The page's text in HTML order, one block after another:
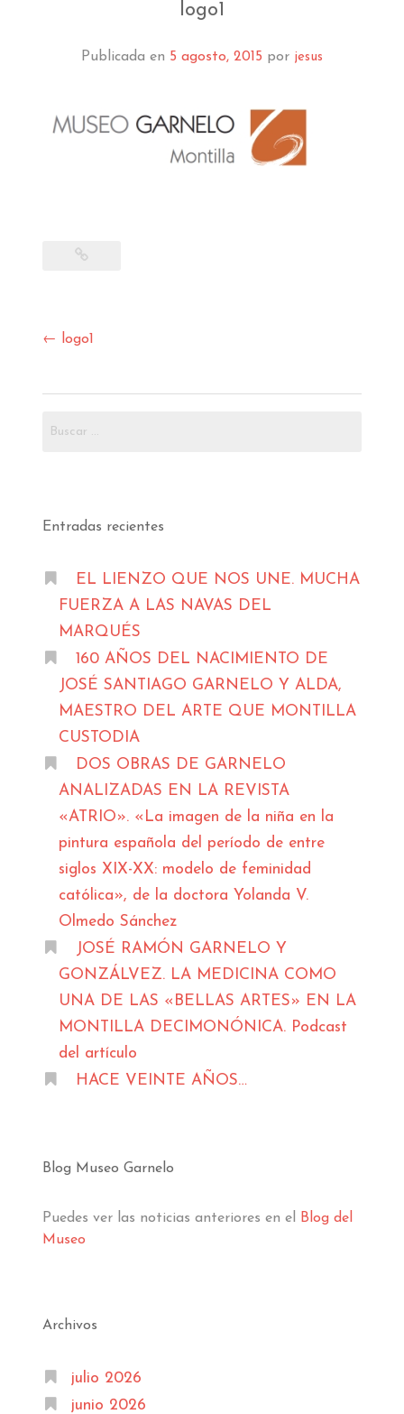
COLECCIÓN
PUBLICACIONES
logo1
Publicada en 5 agosto, 2015 por jesus
Navegación
← logo1
Entradas recientes
EL LIENZO QUE NOS UNE. MUCHA
FUERZA A LAS NAVAS DEL
MARQUÉS
160 AÑOS DEL NACIMIENTO DE
JOSÉ SANTIAGO GARNELO Y ALDA,
MAESTRO DEL ARTE QUE MONTILLA
CUSTODIA
DOS OBRAS DE GARNELO
ANALIZADAS EN LA REVISTA
«ATRIO». «La imagen de la niña en la
pintura española del período de entre
siglos XIX-XX: modelo de feminidad
católica», de la doctora Yolanda V.
Olmedo Sánchez
JOSÉ RAMÓN GARNELO Y
GONZÁLVEZ. LA MEDICINA COMO
UNA DE LAS «BELLAS ARTES» EN LA
MONTILLA DECIMONÓNICA. Podcast
del artículo
HACE VEINTE AÑOS…
Blog Museo Garnelo
Puedes ver las noticias anteriores en el
Blog del
Museo
Archivos
julio 2026
junio 2026